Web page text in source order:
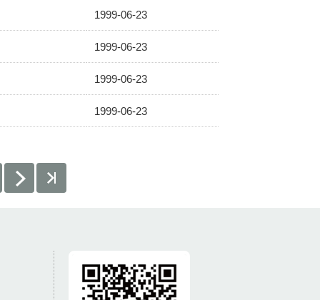
1999-06-23
1999-06-23
1999-06-23
1999-06-23